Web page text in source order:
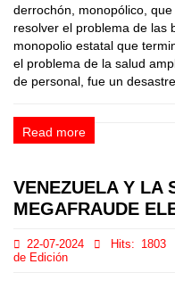
derrochón, monopólico,
resolver el problema de las
monopolio estatal que
el problema de la salud
de personal, fue un
Read more
VENEZUELA Y LA
MEGAFRAUDE
22-07-2024 Hits: 1803
de Edición